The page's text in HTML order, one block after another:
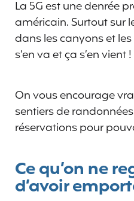
La 5G est une denrée
américain. Surtout sur
dans les canyons et
s’en va et ça s’en vient !
On vous encourage
sentiers de
réservations pour
Ce qu’on ne
d’avoir